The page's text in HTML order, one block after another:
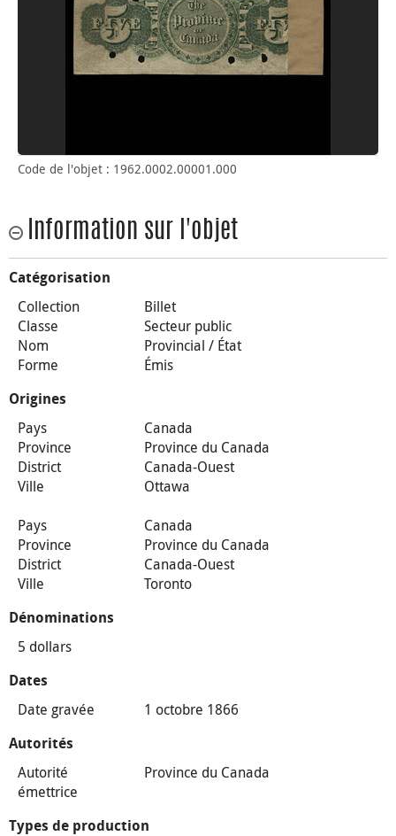
Code de l'objet : 1962.0002.00001.000
Information sur l'objet
Catégorisation
Collection
Billet
Classe
Secteur public
Nom
Provincial / État
Forme
Émis
Origines
Pays
Canada
Province
Province du Canada
District
Canada-Ouest
Ville
Ottawa
Pays
Canada
Province
Province du Canada
District
Canada-Ouest
Ville
Toronto
Dénominations
5 dollars
Dates
Date gravée 1 octobre 1866
Autorités
Autorité
émettrice
Province du Canada
Types de production